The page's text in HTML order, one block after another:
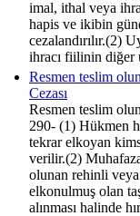
imal, ithal veya
hapis ve ikibin
cezalandırılır.(2)
ihracı fiilinin diğer
Resmen teslim
Cezası
Resmen teslim
290- (1) Hükmen
tekrar elkoyan
verilir.(2)
olunan rehinli
elkonulmuş olan
alınması halinde